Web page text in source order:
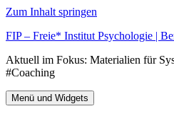
Zum Inhalt springen
FIP – Freie* Institut Psychologie |
Aktuell im Fokus: Materialien für
#Coaching
Menü und Widgets